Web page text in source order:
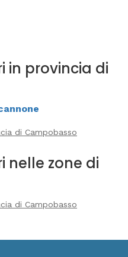
in provincia di
di Campobasso
nelle zone di
di Campobasso